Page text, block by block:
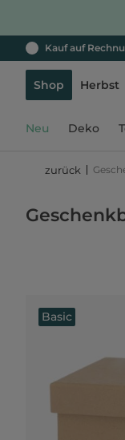
Kauf auf
Shop Herbst
Neu Deko
zurück
Basic